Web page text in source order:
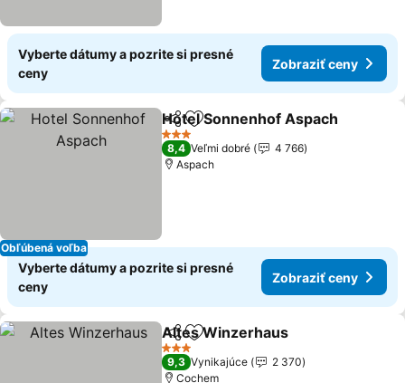
Vyberte dátumy a pozrite si presné
ceny
Zobraziť ceny
Obľúbená voľba
ZdieľaťPridať do obľúbených
Hotel Sonnenhof Aspach
3 Počet hviezdičiek
8,4 Veľmi dobré
4 766
Aspach
Vyberte dátumy a pozrite si presné
ceny
Zobraziť ceny
ZdieľaťPridať do obľúbených
Altes Winzerhaus
3 Počet hviezdičiek
9,3 Vynikajúce
2 370
Cochem